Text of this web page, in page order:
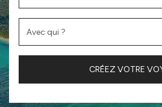
CRÉEZ VOTRE